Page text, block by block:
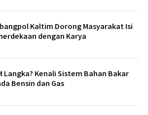
Kaltim Dorong Masyarakat Isi
dengan Karya
Langka? Kenali Sistem Bahan Bakar
Bensin dan Gas